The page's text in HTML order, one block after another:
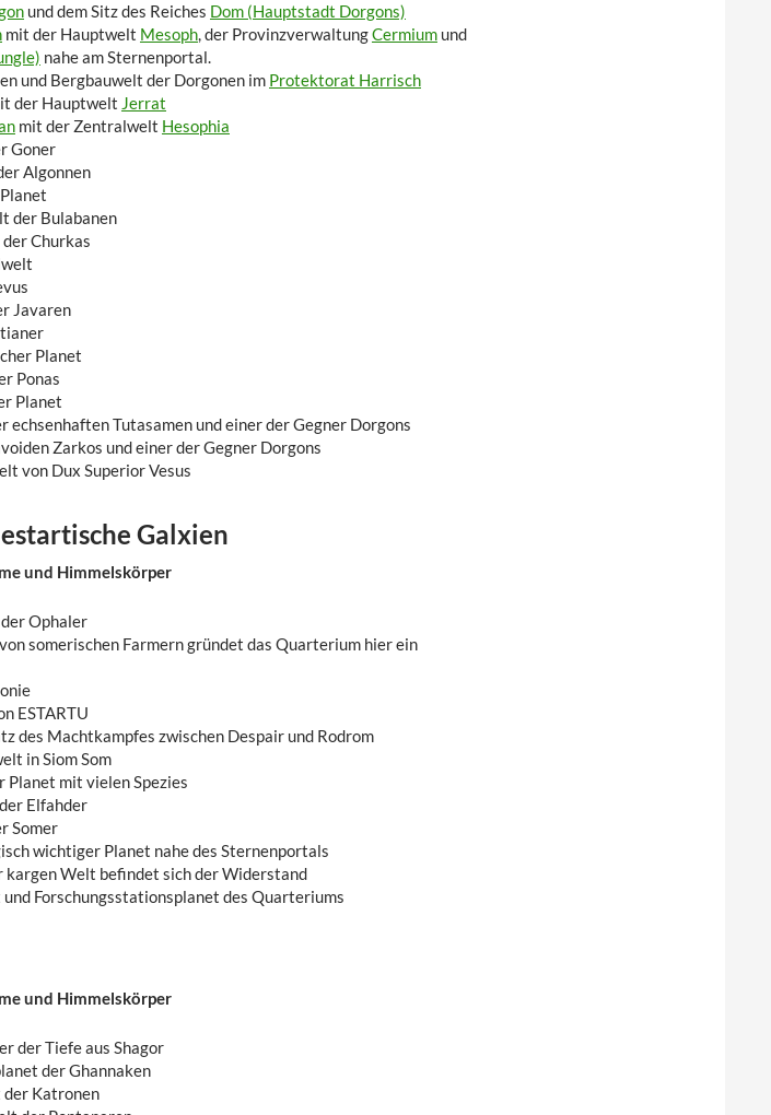
und dem Sitz des Reiches Dom (Hauptstadt Dorgons)
mit der Hauptwelt Mesoph, der ProvinzverwaltungCermiumund
nahe am Sternenportal.
und Bergbauwelt der Dorgonen im Protektorat Harrisch
der Hauptwelt Jerrat
mit der Zentralwelt Hesophia
Goner
Algonnen
der Bulabanen
Churkas
Javaren
Planet
Ponas
Planet
echsenhaften Tutasamen und einer der Gegner Dorgons
Zarkos und einer der Gegner Dorgons
von Dux Superior Vesus
Galxien
und Himmelskörper
Ophaler
somerischen Farmern gründet das Quarterium hier ein
ESTARTU
des Machtkampfes zwischen Despair und Rodrom
in Siom Som
Planet mit vielen Spezies
Elfahder
Somer
wichtiger Planet nahe des Sternenportals
kargen Welt befindet sich der Widerstand
Forschungsstationsplanet des Quarteriums
und Himmelskörper
der Tiefe aus Shagor
der Ghannaken
Katronen